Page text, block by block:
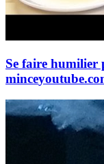
Se faire humilier
mince